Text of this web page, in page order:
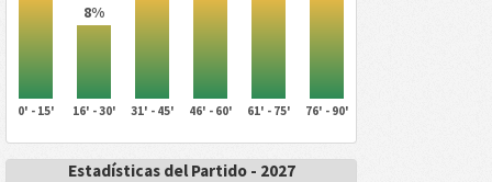
8%
0' - 15' 16' - 30' 31' - 45' 46' - 60' 61' - 75' 76' - 90'
Estadísticas del Partido - 2027